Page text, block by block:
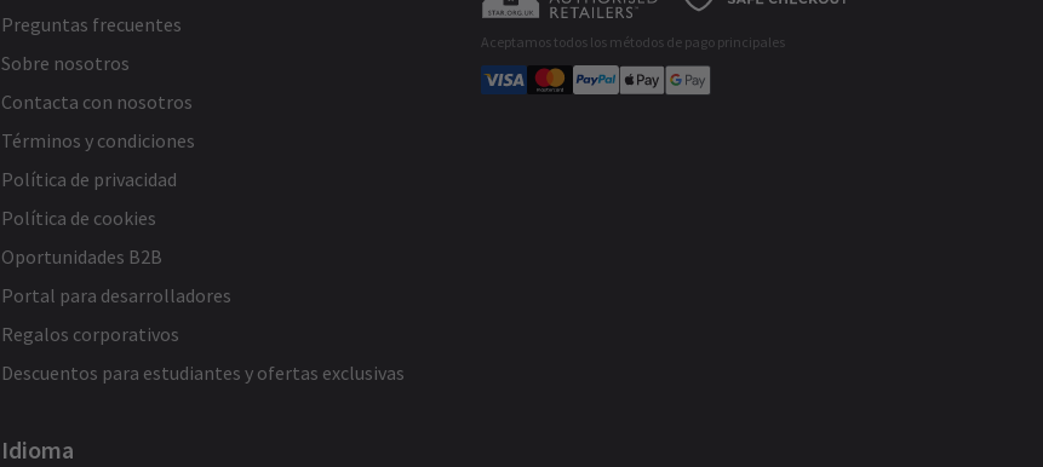
Preguntas frecuentes
Sobre nosotros
Contacta con nosotros
Términos y condiciones
Política de privacidad
Política de cookies
Oportunidades B2B
Portal para desarrolladores
Regalos corporativos
Descuentos para estudiantes y ofertas exclusivas
Idioma
Aceptamos todos los métodos de pago principales